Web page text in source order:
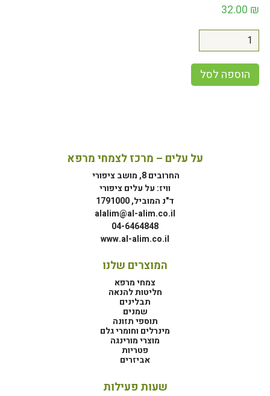
32.00 ₪
הוספה לסל
על עלים – מרכז לצמחי מרפא
החרובים 8, מושב ציפורי
וויז: על עלים ציפורי
ד"נ המוביל, 1791000
alalim@al-alim.co.il
04-6464848
www.al-alim.co.il
המוצרים שלנו
צמחי מרפא
חליטות להנאה
תבלינים
שמנים
תוספי תזונה
מינרלים וחומרי גלם
מוצרי מורינגה
פטריות
אביזרים
שעות פעילות